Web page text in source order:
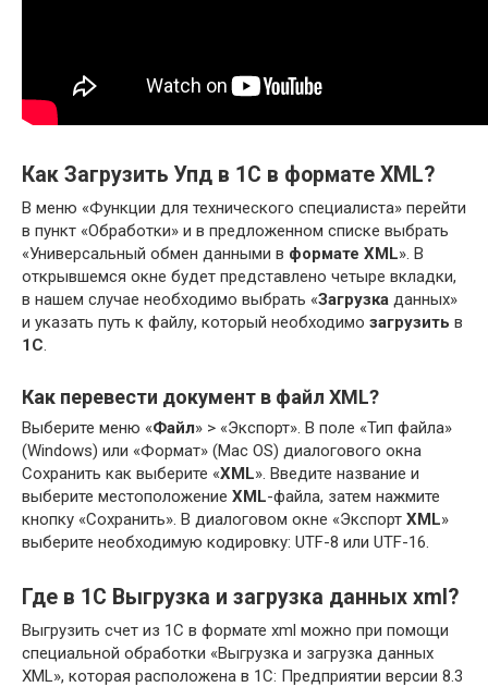
Как Загрузить Упд в 1С в формате XML?
В меню «Функции для технического специалиста» перейти
в пункт «Обработки» и в предложенном списке выбрать
«Универсальный обмен данными в формате XML». В
открывшемся окне будет представлено четыре вкладки,
в нашем случае необходимо выбрать «Загрузка данных»
и указать путь к файлу, который необходимо загрузить в
1С.
Как перевести документ в файл XML?
Выберите меню «Файл» > «Экспорт». В поле «Тип файла»
(Windows) или «Формат» (Mac OS) диалогового окна
Сохранить как выберите «XML». Введите название и
выберите местоположение XML-файла, затем нажмите
кнопку «Сохранить». В диалоговом окне «Экспорт XML»
выберите необходимую кодировку: UTF-8 или UTF-16.
Где в 1С Выгрузка и загрузка данных xml?
Выгрузить счет из 1С в формате xml можно при помощи
специальной обработки «Выгрузка и загрузка данных
XML», которая расположена в 1С: Предприятии версии 8.3